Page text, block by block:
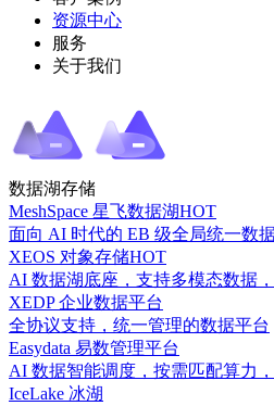
资源中心
服务
关于我们
数据湖存储
MeshSpace 星飞数据湖HOT
面向 AI 时代的 EB 级全局统一数
XEOS 对象存储HOT
AI 数据湖底座，支持多模态数据
XEDP 企业数据平台
全协议支持，统一管理的数据平台
Easydata 易数管理平台
AI 数据智能调度，按需匹配算力
IceLake 冰湖